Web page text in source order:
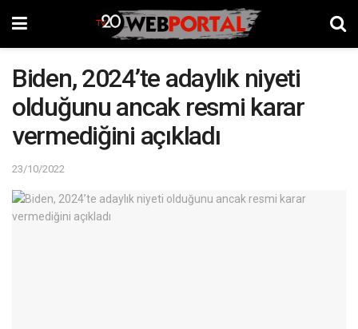
Biden, 2024’te adaylık niyeti
olduğunu ancak resmi karar
vermediğini açıkladı
23/10/2022